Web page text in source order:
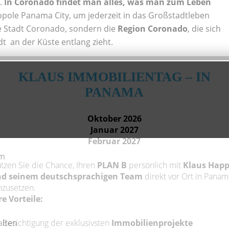
Panama City, um jederzeit in das Großstadtleben
Coronado, sondern die Region Coronado, die sich
an der Küste entlang zieht.
KLAUS IMMOBILIENTAG – IN
PANAMA
Oktober 2026
Januar 2027
Februar 2027
Sie die Chance, Ihren PLAN B persönlich mit Klaus
seinem deutschsprachigen Team direkt vor Ort in
Vorteile:
Besichtigung der exklusivsten Immobilienprojekte